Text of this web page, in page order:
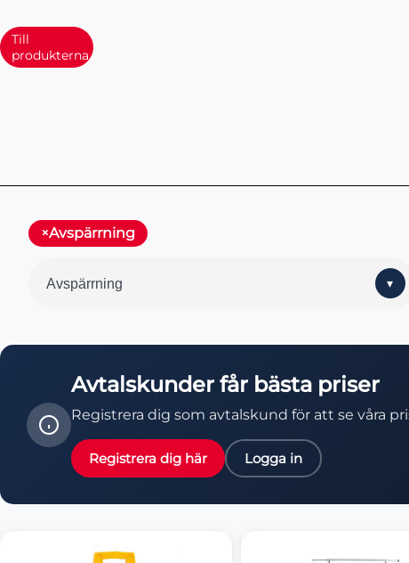
Till
produkterna
Avspärrning
Avspärrning
Avtalskunder får bästa priser
Registrera dig som avtalskund för att se våra
Registrera dig här Logga in